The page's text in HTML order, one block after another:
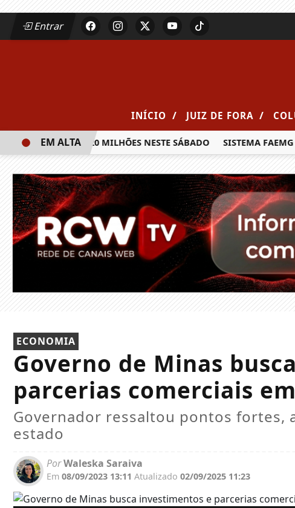
Entrar
INÍCIO / JUIZ DE FORA /
PRÊMIO DE R$ 20 MILHÕES NESTE SÁBADO SISTEMA FAEMG
EM ALTA
ECONOMIA
Governo de Minas
parcerias comerciais
Governador ressaltou pontos fortes,
estado
PorWaleska Saraiva
Em 08/09/2023 13:11 Atualizado 02/09/2025 11:23